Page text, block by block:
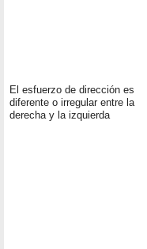
El esfuerzo de dirección es
diferente o irregular entre la
derecha y la izquierda